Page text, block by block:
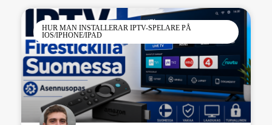
HUR MAN INSTALLERAR IPTV-SPELARE PÅ
IOS/IPHONE/IPAD